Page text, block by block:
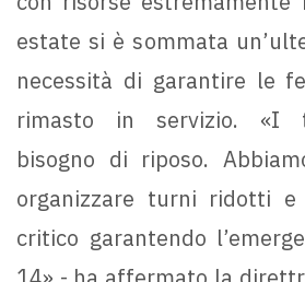
estate si è sommata
necessità di garantire le
rimasto in servizio. «I
bisogno di riposo.
organizzare turni ridotti
critico garantendo